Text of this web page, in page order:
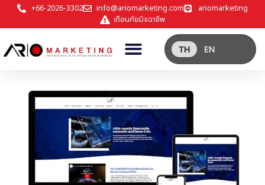
+66-2026-3302 info@ariomarketing.com
ariomarketing
เตือนภัยมิจฉาชีพ
TH EN